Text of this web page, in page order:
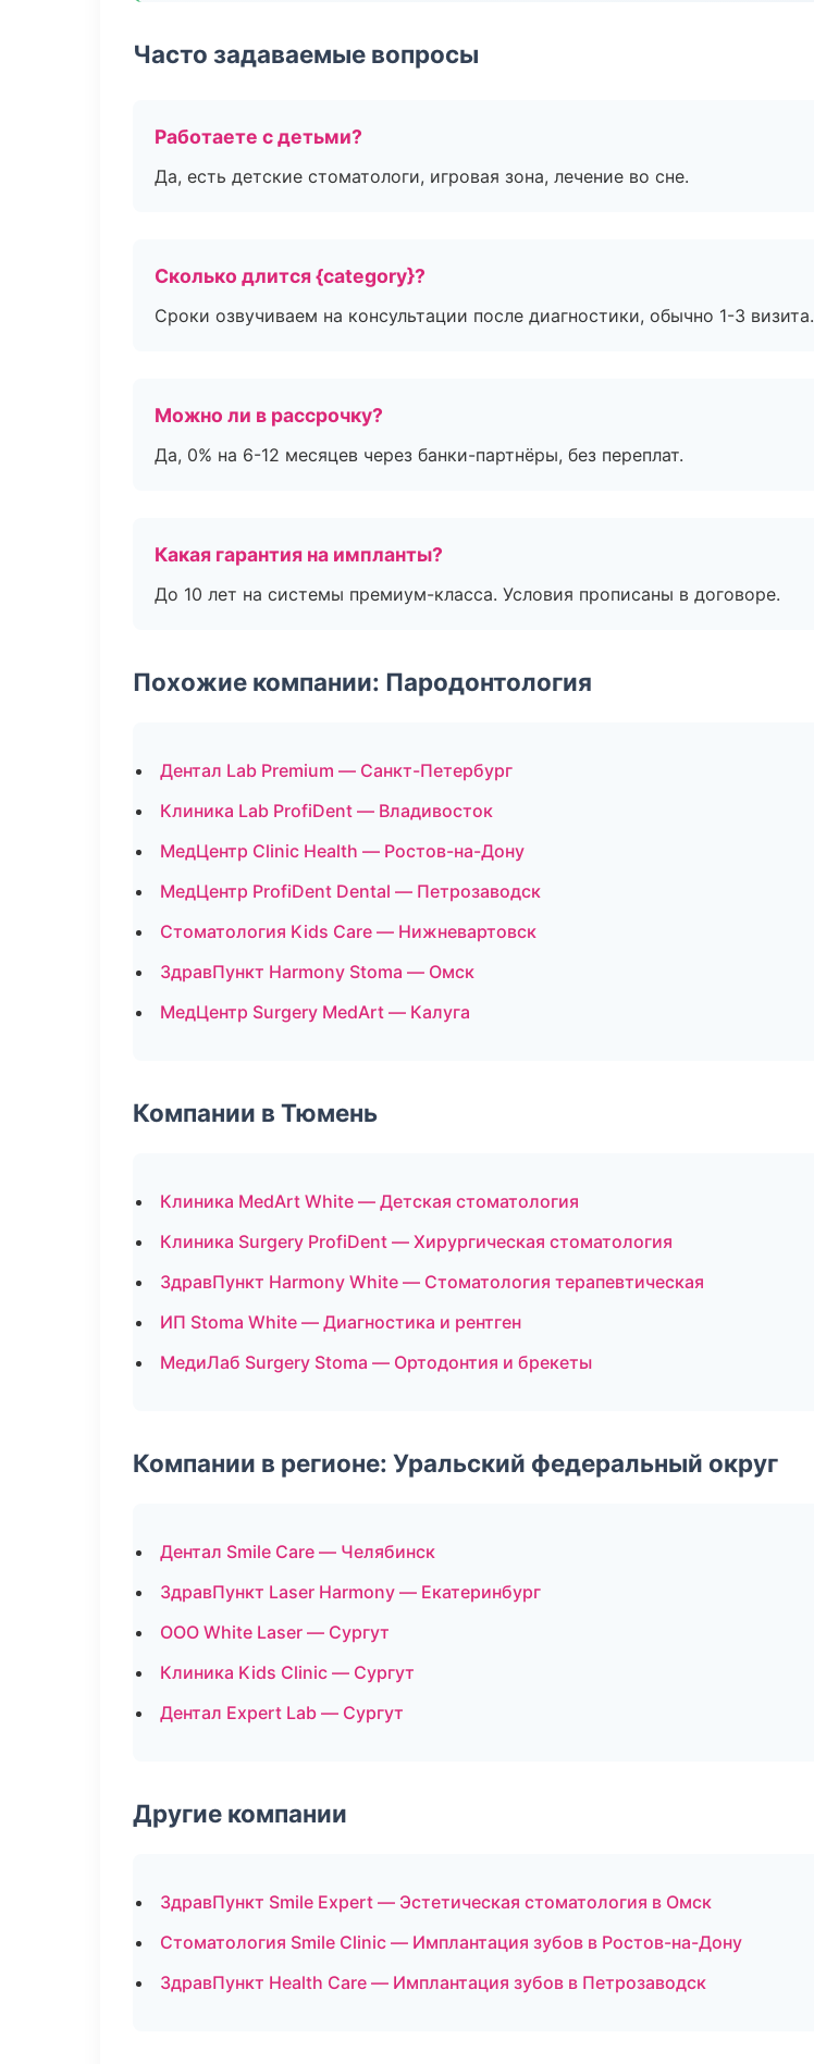
Часто задаваемые вопросы
Работаете с детьми?
Да, есть детские стоматологи, игровая зона, лечение во сне.
Сколько длится {category}?
Сроки озвучиваем на консультации после диагностики, обычно 1-3 визита.
Можно ли в рассрочку?
Да, 0% на 6-12 месяцев через банки-партнёры, без переплат.
Какая гарантия на импланты?
До 10 лет на системы премиум-класса. Условия прописаны в договоре.
Похожие компании: Пародонтология
Дентал Lab Premium — Санкт-Петербург
Клиника Lab ProfiDent — Владивосток
МедЦентр Clinic Health — Ростов-на-Дону
МедЦентр ProfiDent Dental — Петрозаводск
Стоматология Kids Care — Нижневартовск
ЗдравПункт Harmony Stoma — Омск
МедЦентр Surgery MedArt — Калуга
Компании в Тюмень
Клиника MedArt White — Детская стоматология
Клиника Surgery ProfiDent — Хирургическая стоматология
ЗдравПункт Harmony White — Стоматология терапевтическая
ИП Stoma White — Диагностика и рентген
МедиЛаб Surgery Stoma — Ортодонтия и брекеты
Компании в регионе: Уральский федеральный округ
Дентал Smile Care — Челябинск
ЗдравПункт Laser Harmony — Екатеринбург
ООО White Laser — Сургут
Клиника Kids Clinic — Сургут
Дентал Expert Lab — Сургут
Другие компании
ЗдравПункт Smile Expert — Эстетическая стоматология в Омск
Стоматология Smile Clinic — Имплантация зубов в Ростов-на-Дону
ЗдравПункт Health Care — Имплантация зубов в Петрозаводск